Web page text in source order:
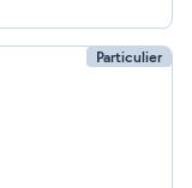
Particulier